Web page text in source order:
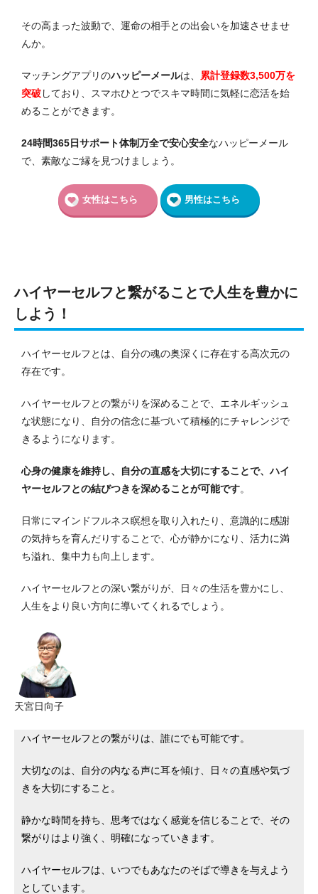
その高まった波動で、運命の相手との出会いを加速させませ
んか。
マッチングアプリのハッピーメールは、 累計登録数3,500万を
突破しており、スマホひとつでスキマ時間に気軽に恋活を始
めることができます。
24時間365日サポート体制万全で安心安全なハッピーメール
で、素敵なご縁を見つけましょう。
女性はこちら 男性はこちら
ハイヤーセルフと繋がることで人生を豊かに
しよう！
ハイヤーセルフとは、自分の魂の奥深くに存在する高次元の
存在です。
ハイヤーセルフとの繋がりを深めることで、エネルギッシュ
な状態になり、自分の信念に基づいて積極的にチャレンジで
きるようになります。
心身の健康を維持し、自分の直感を大切にすることで、ハイ
ヤーセルフとの結びつきを深めることが可能です。
日常にマインドフルネス瞑想を取り入れたり、意識的に感謝
の気持ちを育んだりすることで、心が静かになり、活力に満
ち溢れ、集中力も向上します。
ハイヤーセルフとの深い繋がりが、日々の生活を豊かにし、
人生をより良い方向に導いてくれるでしょう。
天宮日向子
ハイヤーセルフとの繋がりは、誰にでも可能です。
大切なのは、自分の内なる声に耳を傾け、日々の直感や気づ
きを大切にすること。
静かな時間を持ち、思考ではなく感覚を信じることで、その
繋がりはより強く、明確になっていきます。
ハイヤーセルフは、いつでもあなたのそばで導きを与えよう
としています。